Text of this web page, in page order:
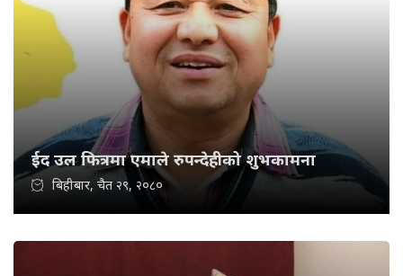
ईद उल फित्रमा एमाले रुपन्देहीको शुभकामना
बिहीबार, चैत २९, २०८०